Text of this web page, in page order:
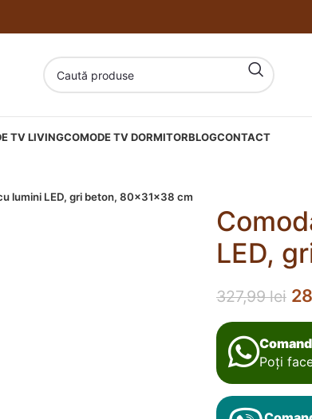
TV LIVINGCOMODE TV DORMITORBLOGCONTACT
lumini LED, gri beton, 80x31x38 cm
LED,
327,99lei
Poți